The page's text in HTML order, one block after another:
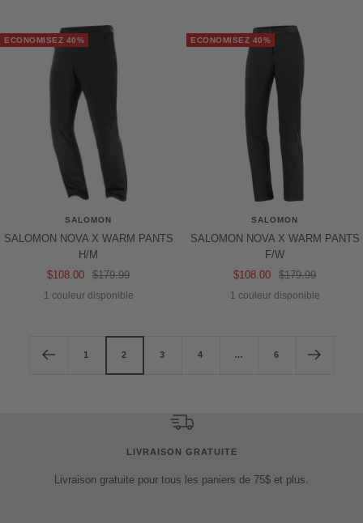
ECONOMISEZ 40%
SALOMON
SALOMON NOVA X WARM PANTS
H/M
Prix
de
$108.00
Prix
normal
$179.99
1 couleur disponible
ECONOMISEZ 40%
SALOMON
SALOMON NOVA X WARM PANTS
F/W
Prix
de
$108.00
Prix
normal
$179.99
1 couleur disponible
1 2 3 4 … 6
LIVRAISON GRATUITE
Livraison gratuite pour tous les paniers de 75$ et plus.